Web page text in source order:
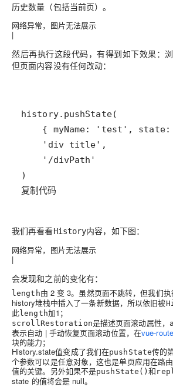
历史数量（包括当前页）。
网络异常，图片无法展示
|
然后再执行这段代码，有得到如下效果：
但页面内容没有任何改动：
复制代码
我们再看看History内容，如下图：
网络异常，图片无法展示
|
会发现和之前的变化有：
length由 2变3。虽然页面不跳转，但我们执
history堆栈中插入了一条新数据，所以依旧被
此length加1 ；
scrollRestoration是描述页面滚动属性，
表示自动 | 手动恢复页面滚动位置，在vue-
块的能力；
History.state值变成了我们在pushState传的
个参数可以是任意对象，这也是单页应用在路
值的关键。另外如果不是pushState()和
state 的值将会是 null。